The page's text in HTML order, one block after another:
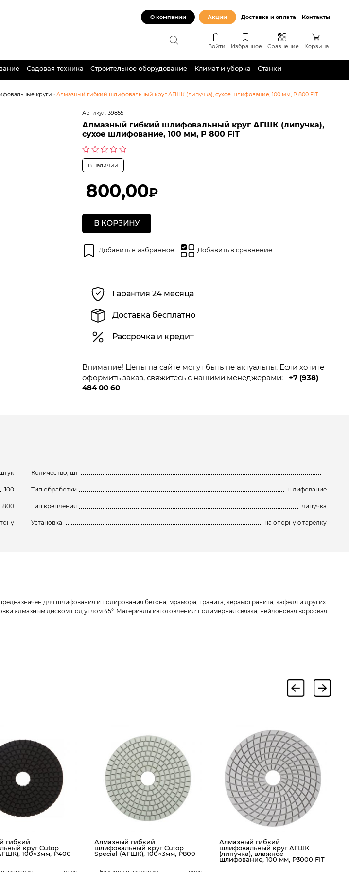
О компании Акции Доставка и оплата Контакты
Войти Избранное Сравнение Корзина
Садовая техника Строительное оборудование Климат и уборка Станки
круги • Алмазный гибкий шлифовальный круг АГШК (липучка), сухое шлифование, 100 мм, Р 800 FIT
Артикул:39855
Алмазный гибкий шлифовальный круг АГШК (липучка),
сухое шлифование, 100 мм, Р 800 FIT
Оценка
из
В наличии
800,00₽
В КОРЗИНУ
Добавить в избранное Добавить в сравнение
Гарантия 24 месяца
Доставка бесплатно
Рассрочка и кредит
Внимание! Цены на сайте могут быть не актуальны. Если хотите
оформить заказ, свяжитесь с нашими менеджерами:
+7 (938)
484 00 60
штук
100
800
Количество, шт 1
Тип обработки шлифование
Тип крепления липучка
Установка на опорную тарелку
для шлифования и полирования бетона, мрамора, гранита, керамогранита, кафеля и других
алмазным диском под углом 45°. Материалы изготовления: полимерная связка, нейлоновая ворсовая
гибкий
круг Cutop
100×3мм, Р400
Алмазный гибкий
шлифовальный круг Cutop
Special (АГШК), 100×3мм, Р800
Алмазный гибкий
шлифовальный круг АГШК
(липучка), влажное
шлифование, 100 мм, Р3000 FIT